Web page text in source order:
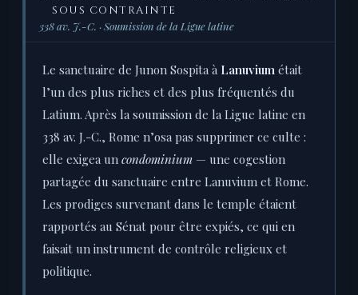
SOUS CONTRAINTE
338 av. J.-C. · Soumission de la Ligue latine
Le sanctuaire de Junon Sospita à Lanuvium était
l’un des plus riches et des plus fréquentés du
Latium. Après la soumission de la Ligue latine en
338 av. J.-C., Rome n’osa pas supprimer ce culte :
elle exigea un condominium — une cogestion
partagée du sanctuaire entre Lanuvium et Rome.
Les prodiges survenant dans le temple étaient
rapportés au Sénat pour être expiés, ce qui en
faisait un instrument de contrôle religieux et
politique.